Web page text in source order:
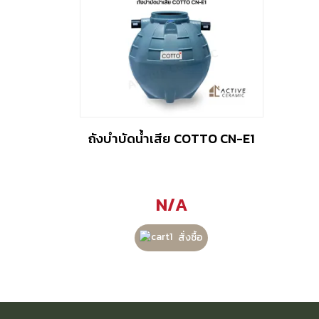
ถังบำบัดน้ำเสีย COTTO CN-E1
N/A
สั่งซื้อ